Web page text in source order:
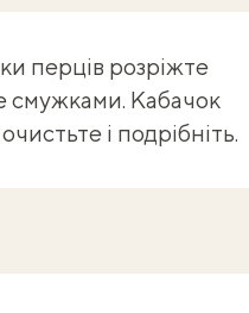
перців розріжте
смужками. Кабачок
і подрібніть.